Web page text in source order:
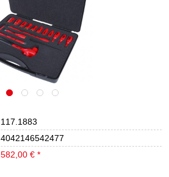
117.1883
4042146542477
582,00 € *